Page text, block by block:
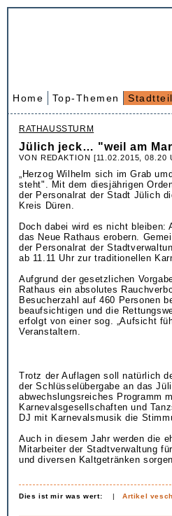
Home Top-Themen
RATHAUSSTURM
Jülich jeck… "weil am
VON REDAKTION [11.02.2015, 08.20
„Herzog Wilhelm sich im Grab
steht". Mit dem diesjährigen
der Personalrat der Stadt Jülich
Kreis Düren.
Doch dabei wird es nicht bleiben:
das Neue Rathaus erobern.
der Personalrat der
ab 11.11 Uhr zur traditionellen
Aufgrund der gesetzlichen
Rathaus ein absolutes
Besucherzahl auf 460 Personen
beaufsichtigen und die
erfolgt von einer sog. „Aufsicht
Veranstaltern.
Trotz der Auflagen soll natürlich
der Schlüsselübergabe an das
abwechslungsreiches Programm
Karnevalsgesellschaften und
DJ mit Karnevalsmusik die
Auch in diesem Jahr werden die
Mitarbeiter der Stadtverwaltung
und diversen Kaltgetränken
Dies ist mir was wert: |Artikel